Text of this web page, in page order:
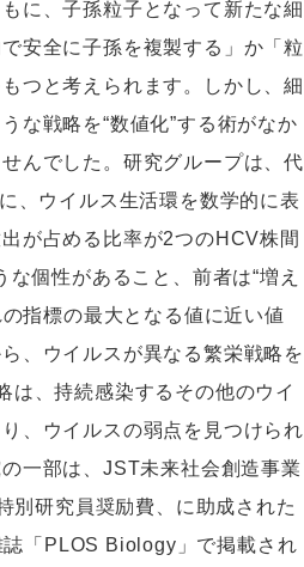
に、子孫粒子となって新たな細
安全に子孫を複製する」か「粒
つと考えられます。しかし、細
な戦略を“数値化”する術がなか
んでした。研究グループは、代
、ウイルス生活環を数学的に表
が占める比率が2つのHCV株間
個性があること、前者は“増え
指標の最大となる値に近い値
、ウイルスが異なる繁栄戦略を
は、持続感染するその他のウイ
、ウイルスの弱点を見つけられ
一部は、JST未来社会創造事業
別研究員奨励費、に助成された
「PLOS Biology」で掲載され